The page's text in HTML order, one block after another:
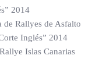
2014
de Rallyes de Asfalto
Inglés” 2014
Islas Canarias